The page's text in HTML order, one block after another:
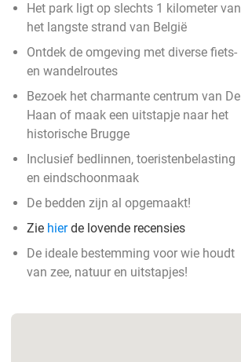
Het park ligt op slechts 1 kilometer van
het langste strand van België
Ontdek de omgeving met diverse fiets-
en wandelroutes
Bezoek het charmante centrum van De
Haan of maak een uitstapje naar het
historische Brugge
Inclusief bedlinnen, toeristenbelasting
en eindschoonmaak
De bedden zijn al opgemaakt!
Zie hierde lovende recensies
De ideale bestemming voor wie houdt
van zee, natuur en uitstapjes!